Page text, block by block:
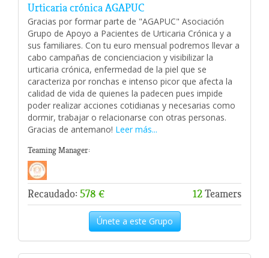
Urticaria crónica AGAPUC
Gracias por formar parte de "AGAPUC" Asociación
Grupo de Apoyo a Pacientes de Urticaria Crónica y a
sus familiares. Con tu euro mensual podremos llevar a
cabo campañas de concienciacion y visibilizar la
urticaria crónica, enfermedad de la piel que se
caracteriza por ronchas e intenso picor que afecta la
calidad de vida de quienes la padecen pues impide
poder realizar acciones cotidianas y necesarias como
dormir, trabajar o relacionarse con otras personas.
Gracias de antemano! Leer más...
Teaming Manager:
Recaudado: 578 € 12Teamers
Únete a este Grupo